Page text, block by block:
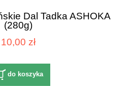
Dal Tadka ASHOKA
(280g)
10,00 zł
do koszyka